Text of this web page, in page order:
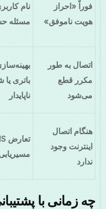
فوراً «احراز
هویت ناموفق»
نام
مسئله
اتصال به طور
مکرر قطع
می‌شود
باتری یا
ناپایدار
هنگام اتصال
اینترنت وجود
ندارد
چه زمانی با